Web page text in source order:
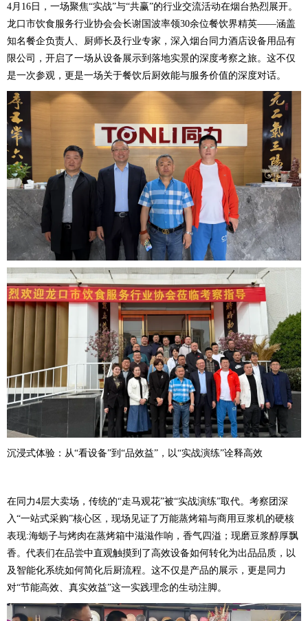
4月16日，一场聚焦“实战”与“共赢”的行业交流活动在烟台热烈展开。
龙口市饮食服务行业协会会长谢国波率领30余位餐饮界精英——涵盖
知名餐企负责人、厨师长及行业专家，深入烟台同力酒店设备用品有
限公司，开启了一场从设备展示到落地实景的深度考察之旅。这不仅
是一次参观，更是一场关于餐饮后厨效能与服务价值的深度对话。
沉浸式体验：从“看设备”到“品效益”，以“实战演练”诠释高效
在同力4层大卖场，传统的“走马观花”被“实战演练”取代。考察团深
入“一站式采购”核心区，现场见证了万能蒸烤箱与商用豆浆机的硬核
表现:海蛎子与烤肉在蒸烤箱中滋滋作响，香气四溢；现磨豆浆醇厚飘
香。代表们在品尝中直观触摸到了高效设备如何转化为出品品质，以
及智能化系统如何简化后厨流程。这不仅是产品的展示，更是同力
对“节能高效、真实效益”这一实践理念的生动注脚。